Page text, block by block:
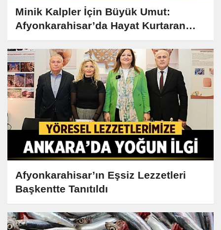
Minik Kalpler İçin Büyük Umut:
Afyonkarahisar’da Hayat Kurtaran
Nakil
Afyonkarahisar’ın Eşsiz Lezzetleri
Başkentte Tanıtıldı